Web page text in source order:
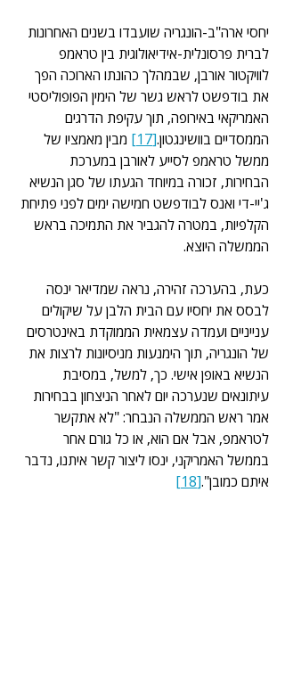
יחסי ארה"ב-הונגריה שועבדו בשנים האחרונות
לברית פרסונלית-אידיאולוגית בין טראמפ
לוויקטור אורבן, שבמהלך כהונתו הארוכה הפך
את בודפשט לראש גשר של הימין הפופוליסטי
האמריקאי באירופה, תוך עקיפת הדרגים
הממסדיים בוושינגטון.[17]
מבין מאמציו של
ממשל טראמפ לסייע לאורבן במערכת
הבחירות, זכורה במיוחד הגעתו של סגן הנשיא
ג'יי-די ואנס לבודפשט חמישה ימים לפני פתיחת
הקלפיות, במטרה להגביר את התמיכה בראש
הממשלה היוצא.
כעת, בהערכה זהירה, נראה שמדיאר ינסה
לבסס את יחסיו עם הבית הלבן על שיקולים
ענייניים ועמדה עצמאית הממוקדת באינטרסים
של הונגריה, תוך הימנעות מניסיונות לרצות את
הנשיא באופן אישי. כך, למשל, במסיבת
עיתונאים שנערכה יום לאחר הניצחון בבחירות
אמר ראש הממשלה הנבחר: "לא אתקשר
לטראמפ, אבל אם הוא, או כל גורם אחר
בממשל האמריקני, ינסו ליצור קשר איתנו, נדבר
איתם כמובן".[18]